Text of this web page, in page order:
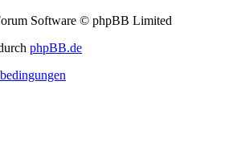
Software © phpBB Limited
phpBB.de